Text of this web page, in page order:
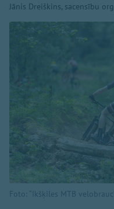
Jānis Dreiškins, sacensību
Foto: “Ikšķiles MTB